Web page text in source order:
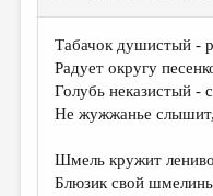
ЛИТСАЛОН
НОВОСТИ
ПРАВИЛА САЙТА
ИЗБРАННОЕ
Табачок душистый -
Радует округу
Голубь неказистый -
Не жужжанье
Шмель кружит
Блюзик свой